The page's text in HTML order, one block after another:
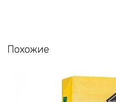
Похожие